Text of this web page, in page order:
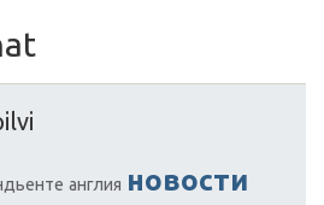
англия новости